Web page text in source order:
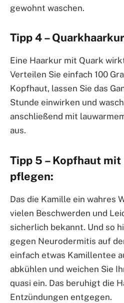
gewohnt waschen.
Tipp 4 –
Eine Haarkur mit Quark
Verteilen Sie einfach 100
Kopfhaut, lassen Sie das
Stunde einwirken und
anschließend mit
aus.
Tipp 5 – Kopfhaut
pflegen:
Das die Kamille ein wahres
vielen Beschwerden und
sicherlich bekannt. Und so
gegen Neurodermitis auf
einfach etwas Kamillentee
abkühlen und weichen Sie
quasi ein. Das beruhigt die
Entzündungen entgegen.